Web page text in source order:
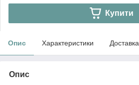
Купити
Опис Характеристики Доставка
Опис